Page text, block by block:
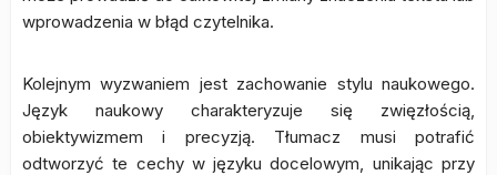
wprowadzenia w błąd czytelnika.
Kolejnym wyzwaniem jest zachowanie stylu naukowego.
Język naukowy charakteryzuje się zwięzłością,
obiektywizmem i precyzją. Tłumacz musi potrafić
odtworzyć te cechy w języku docelowym, unikając przy